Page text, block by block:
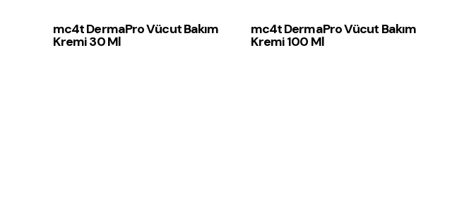
mc4t DermaPro Vücut Bakım
Kremi 30 Ml
mc4t DermaPro Vücut Bakım
Kremi 100 Ml